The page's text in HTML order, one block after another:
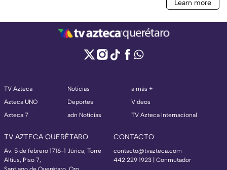
TV Azteca
Azteca UNO
Azteca 7
Noticias
Deportes
adn Noticias
a más +
Videos
TV Azteca Internacional
TV AZTECA QUERÉTARO
Av. 5 de febrero 1716-1 Júrica, Torre
Altius, Piso 7,
CONTACTO
contacto@tvazteca.com
442 229 1923 | Conmutador